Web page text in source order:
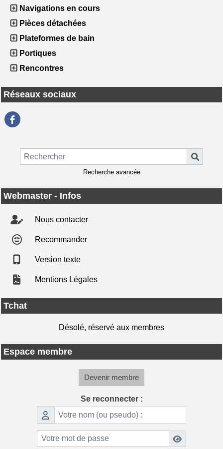
Navigations en cours
Pièces détachées
Plateformes de bain
Portiques
Rencontres
Réseaux sociaux
Recherche avancée
Webmaster - Infos
Nous contacter
Recommander
Version texte
Mentions Légales
Tchat
Désolé, réservé aux membres
Espace membre
Devenir membre
Se reconnecter :